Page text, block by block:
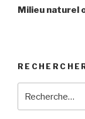
suivant
Milieu naturel